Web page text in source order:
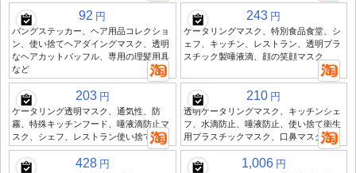
92 円
バングステッカー、ヘア用品コレクショ
ン、使い捨てヘアダイングマスク、透明
なヘアカットバッフル、専用の理髪用具
など
243 円
ケータリングマスク、特別食品食堂、シ
ェフ、キッチン、レストラン、透明プラ
スチック製唾液滴、顔の笑顔マスク
203 円
ケータリング透明マスク、通気性、防
霧、特殊キッチンフード、唾液滴防止マ
スク、シェフ、レストラン使い捨て
210 円
透明ケータリングマスク、キッチンシェ
フ、水滴防止、唾液防止、使い捨て衛生
用プラスチックマスク、口鼻マスク
428 円 1,006 円